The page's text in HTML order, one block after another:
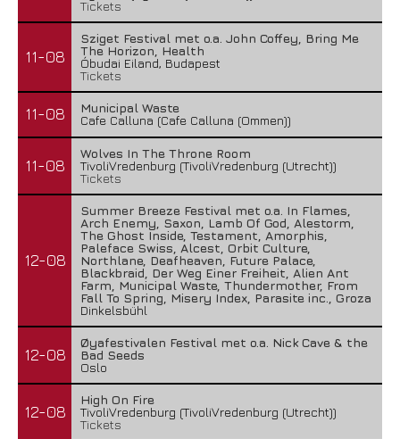
Tickets
11-08
Sziget Festival met o.a. John Coffey, Bring Me
The Horizon, Health
Óbudai Eiland, Budapest
Tickets
11-08
Municipal Waste
Cafe Calluna (Cafe Calluna (Ommen))
11-08
Wolves In The Throne Room
TivoliVredenburg (TivoliVredenburg (Utrecht))
Tickets
12-08
Summer Breeze Festival met o.a. In Flames,
Arch Enemy, Saxon, Lamb Of God, Alestorm,
The Ghost Inside, Testament, Amorphis,
Paleface Swiss, Alcest, Orbit Culture,
Northlane, Deafheaven, Future Palace,
Blackbraid, Der Weg Einer Freiheit, Alien Ant
Farm, Municipal Waste, Thundermother, From
Fall To Spring, Misery Index, Parasite inc., Groza
Dinkelsbühl
12-08
Øyafestivalen Festival met o.a. Nick Cave & the
Bad Seeds
Oslo
12-08
High On Fire
TivoliVredenburg (TivoliVredenburg (Utrecht))
Tickets